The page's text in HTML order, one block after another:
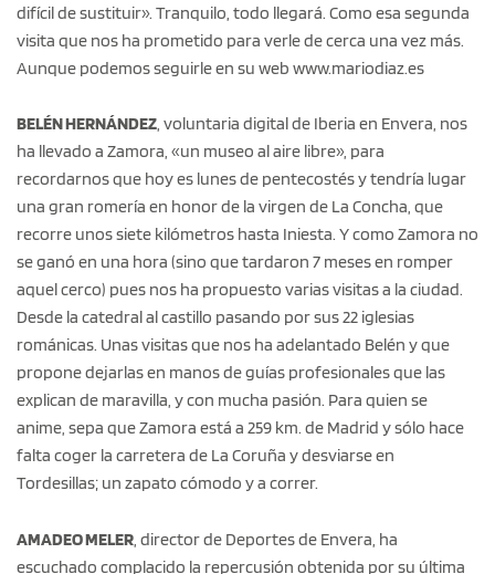
difícil de sustituir». Tranquilo, todo llegará. Como esa segunda
visita que nos ha prometido para verle de cerca una vez más.
Aunque podemos seguirle en su web www.mariodiaz.es
BELÉN HERNÁNDEZ, voluntaria digital de Iberia en Envera, nos
ha llevado a Zamora, «un museo al aire libre», para
recordarnos que hoy es lunes de pentecostés y tendría lugar
una gran romería en honor de la virgen de La Concha, que
recorre unos siete kilómetros hasta Iniesta. Y como Zamora no
se ganó en una hora (sino que tardaron 7 meses en romper
aquel cerco) pues nos ha propuesto varias visitas a la ciudad.
Desde la catedral al castillo pasando por sus 22 iglesias
románicas. Unas visitas que nos ha adelantado Belén y que
propone dejarlas en manos de guías profesionales que las
explican de maravilla, y con mucha pasión. Para quien se
anime, sepa que Zamora está a 259 km. de Madrid y sólo hace
falta coger la carretera de La Coruña y desviarse en
Tordesillas; un zapato cómodo y a correr.
AMADEO MELER, director de Deportes de Envera, ha
escuchado complacido la repercusión obtenida por su última